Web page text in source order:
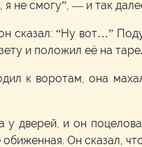
я не смогу”, — и так
сказал: “Ну вот…”
и положил её на
к воротам, она
у дверей, и он
Он сказал,